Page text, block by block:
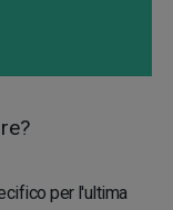
per l'ultima